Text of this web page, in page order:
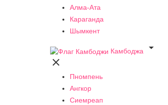
Алма-Ата
Караганда
Шымкент
Камбоджа


Пномпень
Ангкор
Сиемреап